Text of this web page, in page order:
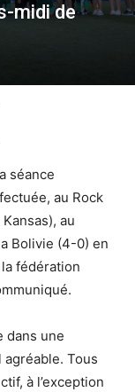
midi de
séance
au Rock
au
Bolivie (4-0) en
fédération
dans une
Tous
à l’exception